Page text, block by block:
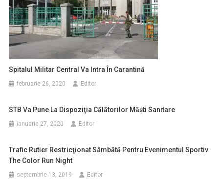
Spitalul Militar Central Va Intra În Carantină
februarie 26, 2020 Editor
STB Va Pune La Dispoziţia Călătorilor Măşti Sanitare
ianuarie 27, 2020 Editor
Trafic Rutier Restricţionat Sâmbătă Pentru Evenimentul Sportiv
The Color Run Night
septembrie 13, 2019 Editor